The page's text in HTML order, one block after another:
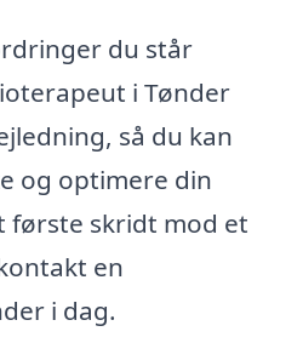
du står
i Tønder
så du kan
og optimere din
første skridt mod et
en
i dag.